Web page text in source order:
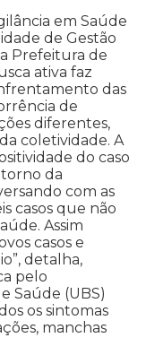
em Saúde
de Gestão
Prefeitura de
ativa faz
das
de
diferentes,
coletividade. A
do caso
da
com as
casos que não
Assim
casos e
detalha,
pelo
Saúde (UBS)
os sintomas
manchas